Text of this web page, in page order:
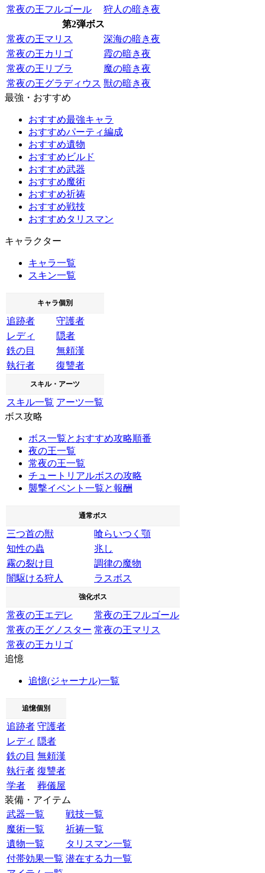
常夜の王フルゴール
狩人の暗き夜
第2弾ボス
常夜の王マリス
深海の暗き夜
常夜の王カリゴ
霞の暗き夜
常夜の王リブラ
魔の暗き夜
常夜の王グラディウス 獣の暗き夜
最強・おすすめ
おすすめ最強キャラ
おすすめパーティ編成
おすすめ遺物
おすすめビルド
おすすめ武器
おすすめ魔術
おすすめ祈祷
おすすめ戦技
おすすめタリスマン
キャラクター
キャラ一覧
スキン一覧
キャラ個別
追跡者
守護者
レディ
隠者
鉄の目
無頼漢
執行者
復讐者
スキル・アーツ
スキル一覧 アーツ一覧
ボス攻略
ボス一覧とおすすめ攻略順番
夜の王一覧
常夜の王一覧
チュートリアルボスの攻略
襲撃イベント一覧と報酬
通常ボス
三つ首の獣
喰らいつく顎
知性の蟲
兆し
霧の裂け目
調律の魔物
闇駆ける狩人
ラスボス
強化ボス
常夜の王エデレ
常夜の王フルゴール
常夜の王グノスター 常夜の王マリス
常夜の王カリゴ
追憶
追憶(ジャーナル)一覧
追憶個別
追跡者 守護者
レディ 隠者
鉄の目 無頼漢
執行者 復讐者
学者
葬儀屋
装備・アイテム
武器一覧
戦技一覧
魔術一覧
祈祷一覧
遺物一覧
タリスマン一覧
付帯効果一覧 潜在する力一覧